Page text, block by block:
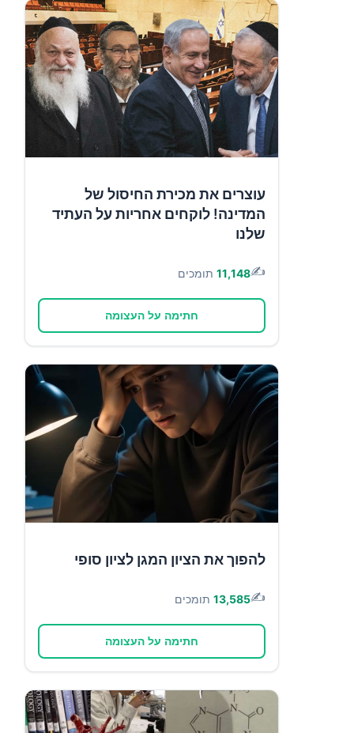
עוצרים את מכירת החיסול של
המדינה! לוקחים אחריות על העתיד
שלנו
✍️
11,148 תומכים
חתימה על העצומה
להפוך את הציון המגן לציון סופי
✍️
13,585 תומכים
חתימה על העצומה